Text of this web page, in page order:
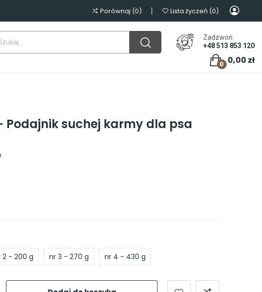
Porównaj 0 Lista życzeń 0
Zadzwoń:
+48 513 853 120
0,00 zł
0
Podajnik suchej karmy dla psa
2 - 200 g nr 3 - 270 g nr 4 - 430 g